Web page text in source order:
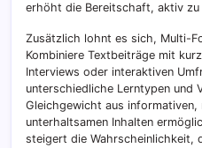
erhöht die Bereitschaft, aktiv zu
Zusätzlich lohnt es sich, Multi-
Kombiniere Textbeiträge mit
Interviews oder interaktiven
unterschiedliche Lerntypen und
Gleichgewicht aus informativen,
unterhaltsamen Inhalten
steigert die Wahrscheinlichkeit,